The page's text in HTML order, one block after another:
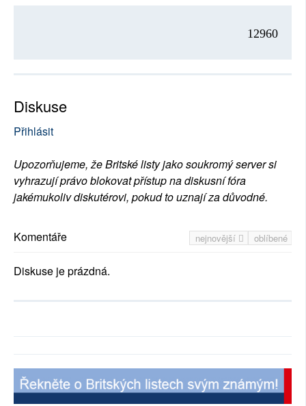
12960
Diskuse
Přihlásit
Upozorňujeme, že Britské listy jako soukromý server si
vyhrazují právo blokovat přístup na diskusní fóra
jakémukoliv diskutérovi, pokud to uznají za důvodné.
nejnovější oblíbené
Komentáře
Diskuse je prázdná.